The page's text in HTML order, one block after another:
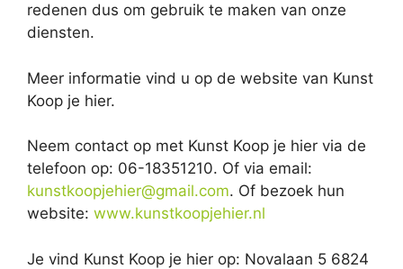
redenen dus om gebruik te maken van onze
diensten.
Meer informatie vind u op de website van Kunst
Koop je hier.
Neem contact op met Kunst Koop je hier via de
telefoon op: 06-18351210. Of via email:
kunstkoopjehier@gmail.com. Of bezoek hun
website: www.kunstkoopjehier.nl
Je vind Kunst Koop je hier op: Novalaan 5 6824